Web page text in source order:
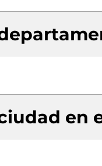
en